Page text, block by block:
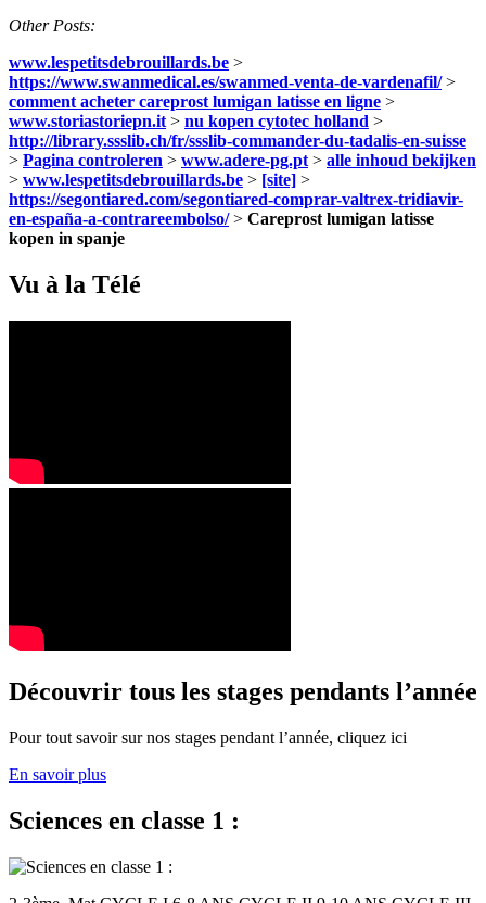
Other Posts:
www.lespetitsdebrouillards.be >
https://www.swanmedical.es/swanmed-venta-de-vardenafil/>
comment acheter careprost lumigan latisse en ligne >
www.storiastoriepn.it > nu kopen cytotec holland >
http://library.ssslib.ch/fr/ssslib-commander-du-tadalis-en-suisse
> Pagina controleren > www.adere-pg.pt > alle inhoud bekijken
> www.lespetitsdebrouillards.be > [site] >
https://segontiared.com/segontiared-comprar-valtrex-tridiavir-
en-españa-a-contrareembolso/> Careprost lumigan latisse
kopen in spanje
Vu à la Télé
Découvrir tous les stages pendants l’année
Pour tout savoir sur nos stages pendant l’année, cliquez ici
En savoir plus
Sciences en classe 1 :